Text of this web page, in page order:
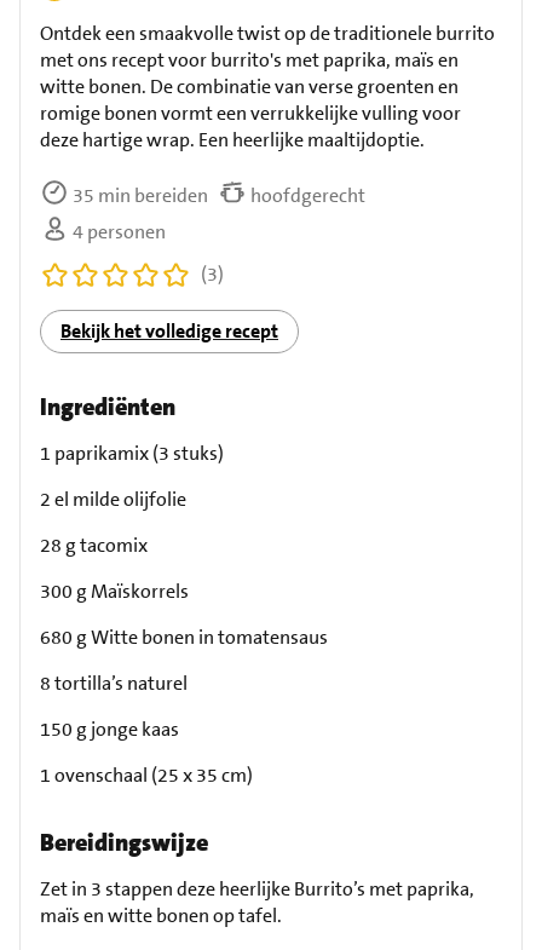
Ontdek een smaakvolle twist op de traditionele burrito
met ons recept voor burrito's met paprika, maïs en
witte bonen. De combinatie van verse groenten en
romige bonen vormt een verrukkelijke vulling voor
deze hartige wrap. Een heerlijke maaltijdoptie.
35 min bereiden
hoofdgerecht
4 personen
(3)
Bekijk het volledige recept
Ingrediënten
1 paprikamix (3 stuks)
2 el milde olijfolie
28 g tacomix
300 g Maïskorrels
680 g Witte bonen in tomatensaus
8 tortilla’s naturel
150 g jonge kaas
1 ovenschaal (25 x 35 cm)
Bereidingswijze
Zet in 3 stappen deze heerlijke Burrito’s met paprika,
maïs en witte bonen op tafel.